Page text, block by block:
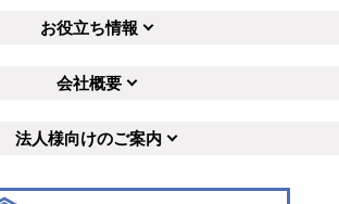
お役立ち情報
会社概要
法人様向けのご案内